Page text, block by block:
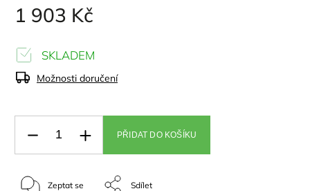
1 903 Kč
SKLADEM
Možnosti doručení
PŘIDAT DO KOŠÍKU
Zeptat se Sdílet